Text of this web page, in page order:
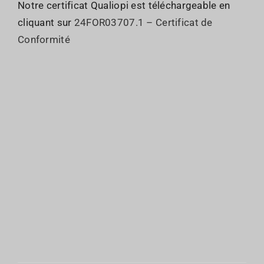
Notre certificat Qualiopi est téléchargeable en
cliquant sur 24FOR03707.1 – Certificat de
Conformité